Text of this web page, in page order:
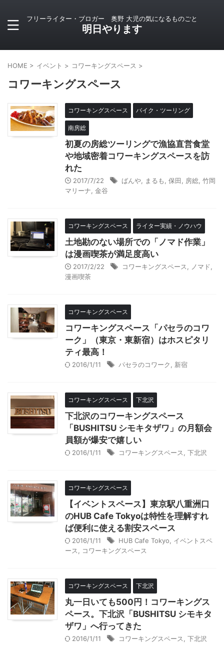
フリーライター・ブロガー 奥野 大児の気になるものごと
明日やります
HOME > イベント > コワーキングスペース >
コワーキングスペース
コワーキングスペース バイク・ツーリング
南房総
初夏の房総ツーリングで漁協直営食堂
や地域密着コワーキングスペースを訪
れた
2017/7/22 ばんや まるも 保田 房総 竹岡
マリーナ 金谷
コワーキングスペース ライター実績・ノウハウ
土地勘のない場所での「ノマド作業」
は漫画喫茶が満足度高い
2017/2/22 コワーキングスペース ノマド
漫画喫茶
コワーキングスペース
コワーキングスペース「パセラのコワ
ーク」（東京・東新宿）はホスピタリ
ティ最高！
2016/1/11 パセラのコワーク 新宿
コワーキングスペース 下北沢
下北沢のコワーキングスペース
「BUSHITSU シモキタザワ」の月額会
員額が爆安で嬉しい
2016/1/11 コワーキングスペース 下北沢
コワーキングスペース
【イベントスペース】東京駅八重洲口
のHUB Cafe Tokyoは特性を理解すれ
ば便利に使える割安スペース
2016/1/11 HUB Cafe Tokyo
イベントスペ
ース
コワーキングスペース
コワーキングスペース 下北沢
丸一日いても500円！コワーキングス
ペース。下北沢「BUSHITSU シモキタ
ザワ」へ行ってきた
2016/1/11 コワーキングスペース 下北沢